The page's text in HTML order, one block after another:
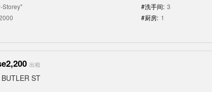
Storey"
#洗手间: 3
#厨房: 1
出租
ST